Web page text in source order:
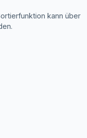
kann über